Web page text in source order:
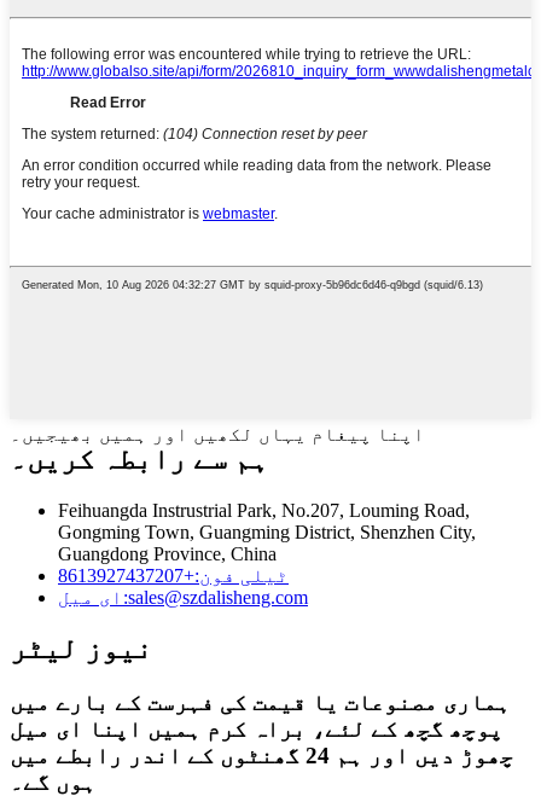
اپنا پیغام یہاں لکھیں اور ہمیں بھیجیں۔
ہم سے رابطہ کریں۔
Feihuangda Instrustrial Park, No.207, Louming Road,
Gongming Town, Guangming District, Shenzhen City,
Guangdong Province, China
ٹیلی فون:+8613927437207
ای میل:sales@szdalisheng.com
نیوز لیٹر
ہماری مصنوعات یا قیمت کی فہرست کے بارے میں
پوچھ گچھ کے لئے، براہ کرم ہمیں اپنا ای میل
چھوڑ دیں اور ہم 24 گھنٹوں کے اندر رابطے میں
ہوں گے۔